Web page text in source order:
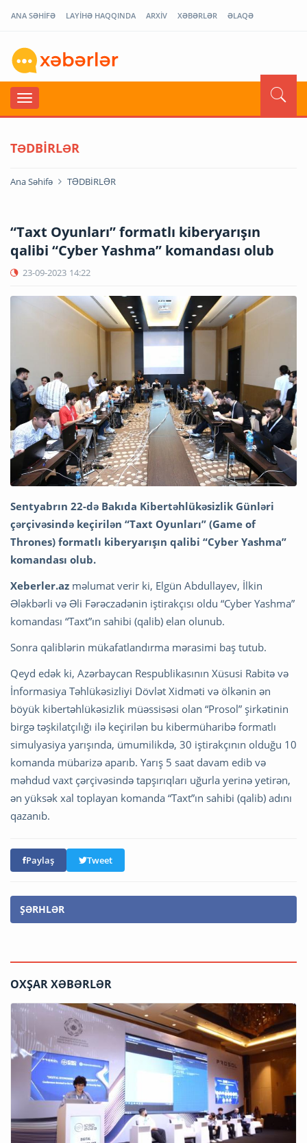
ANA SƏHİFƏ LAYİHƏ HAQQINDA ARXİV XƏBƏRLƏR ƏLAQƏ
TƏDBİRLƏR
Ana Səhifə TƏDBİRLƏR
“Taxt Oyunları” formatlı kiberyarışın
qalibi “Cyber Yashma” komandası olub
23-09-2023 14:22
Sentyabrın 22-də Bakıda Kibertəhlükəsizlik Günləri
çərçivəsində keçirilən “Taxt Oyunları” (Game of
Thrones) formatlı kiberyarışın qalibi “Cyber Yashma”
komandası olub.
Xeberler.az məlumat verir ki, Elgün Abdullayev, İlkin
Ələkbərli və Əli Fərəczadənin iştirakçısı oldu “Cyber Yashma”
komandası “Taxt”ın sahibi (qalib) elan olunub.
Sonra qaliblərin mükafatlandırma mərasimi baş tutub.
Qeyd edək ki, Azərbaycan Respublikasının Xüsusi Rabitə və
İnformasiya Təhlükəsizliyi Dövlət Xidməti və ölkənin ən
böyük kibertəhlükəsizlik müəssisəsi olan “Prosol” şirkətinin
birgə təşkilatçılığı ilə keçirilən bu kibermüharibə formatlı
simulyasiya yarışında, ümumilikdə, 30 iştirakçının olduğu 10
komanda mübarizə aparıb. Yarış 5 saat davam edib və
məhdud vaxt çərçivəsində tapşırıqları uğurla yerinə yetirən,
ən yüksək xal toplayan komanda “Taxt”ın sahibi (qalib) adını
qazanıb.
Paylaş Tweet
ŞƏRHLƏR
OXŞAR XƏBƏRLƏR